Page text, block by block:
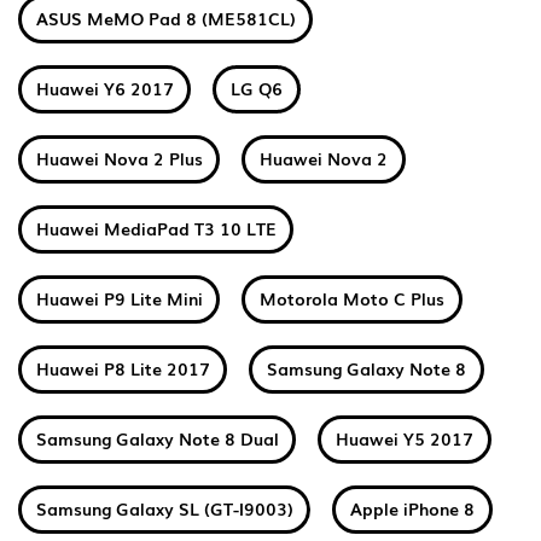
ASUS MeMO Pad 8 (ME581CL)
Huawei Y6 2017 LG Q6
Huawei Nova 2 Plus Huawei Nova 2
Huawei MediaPad T3 10 LTE
Huawei P9 Lite Mini Motorola Moto C Plus
Huawei P8 Lite 2017 Samsung Galaxy Note 8
Samsung Galaxy Note 8 Dual Huawei Y5 2017
Samsung Galaxy SL (GT-I9003) Apple iPhone 8